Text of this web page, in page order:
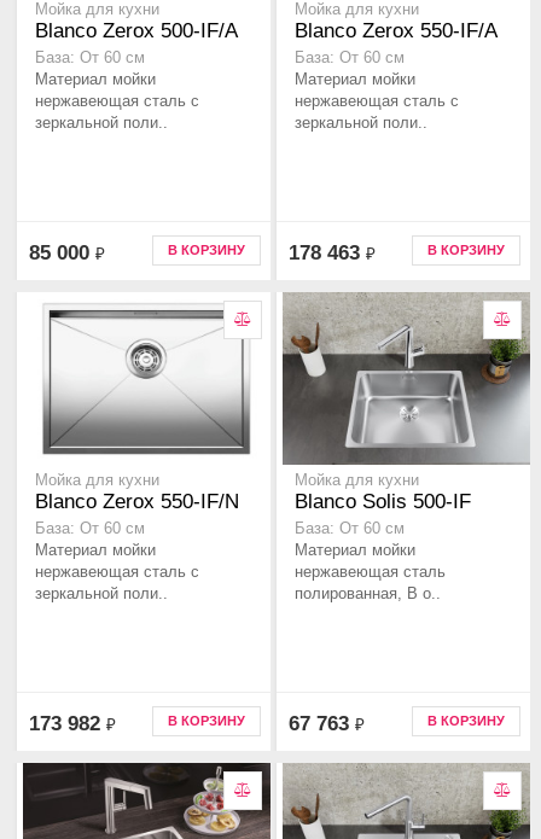
Мойка для кухни
Blanco Zerox 500-IF/A
База: От 60 см
Материал мойки
нержавеющая сталь с
зеркальной поли..
85 000 ₽ В КОРЗИНУ
Мойка для кухни
Blanco Zerox 550-IF/A
База: От 60 см
Материал мойки
нержавеющая сталь с
зеркальной поли..
178 463 ₽ В КОРЗИНУ
Мойка для кухни
Blanco Zerox 550-IF/N
База: От 60 см
Материал мойки
нержавеющая сталь с
зеркальной поли..
173 982 ₽ В КОРЗИНУ
Мойка для кухни
Blanco Solis 500-IF
База: От 60 см
Материал мойки
нержавеющая сталь
полированная, В о..
67 763 ₽ В КОРЗИНУ